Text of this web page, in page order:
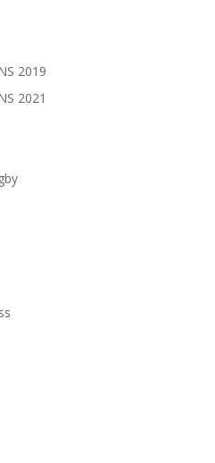
2019
2021